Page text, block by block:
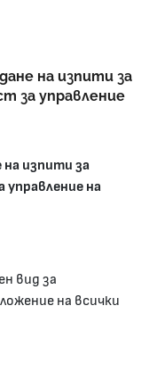
на изпити за
за управление
изпити за
управление на
вид за
на всички